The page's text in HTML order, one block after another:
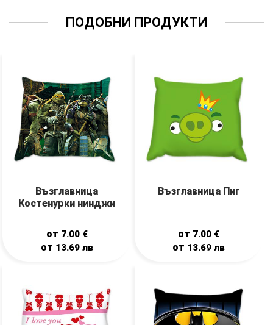
ПОДОБНИ ПРОДУКТИ
Възглавница
Костенурки нинджи
от 7.00 €
от 13.69 лв
Възглавница Пиг
от 7.00 €
от 13.69лв